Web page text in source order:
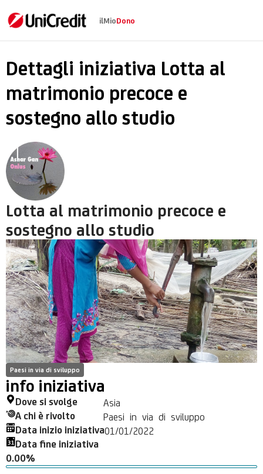
Lotta al matrimonio
ilMioDono
Dettagli iniziativa Lotta al
matrimonio precoce e
sostegno allo studio
Lotta al matrimonio precoce e
sostegno allo studio
Paesi in via di sviluppo
info iniziativa
Dove si svolge Asia
A chi è rivolto Paesi in via di sviluppo
Data inizio iniziativa01/01/2022
Data fine iniziativa
0.00%